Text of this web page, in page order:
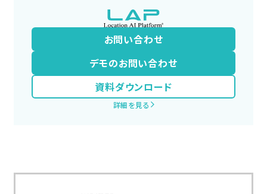
お問い合わせ
デモのお問い合わせ
資料ダウンロード
詳細を見る